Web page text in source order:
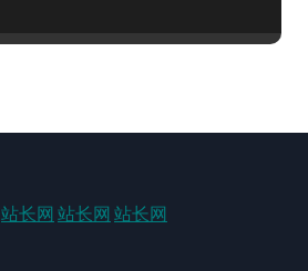
站长网 站长网 站长网